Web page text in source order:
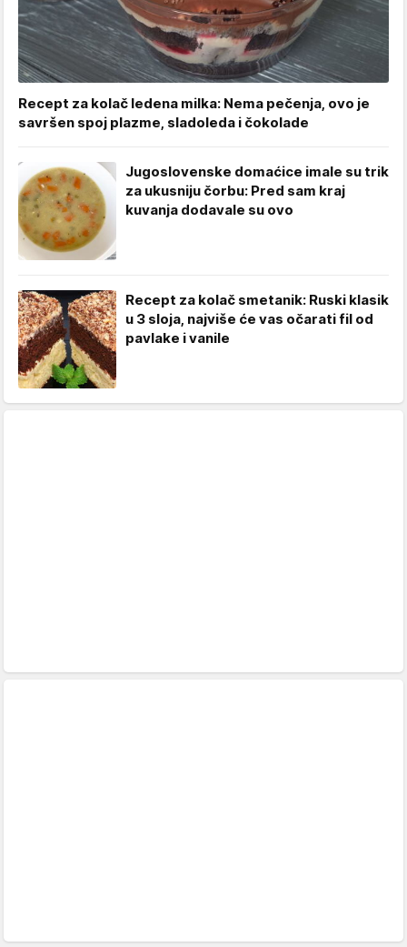
Recept za kolač ledena milka: Nema pečenja, ovo je
savršen spoj plazme, sladoleda i čokolade
Jugoslovenske domaćice imale su trik
za ukusniju čorbu: Pred sam kraj
kuvanja dodavale su ovo
Recept za kolač smetanik: Ruski klasik
u 3 sloja, najviše će vas očarati fil od
pavlake i vanile